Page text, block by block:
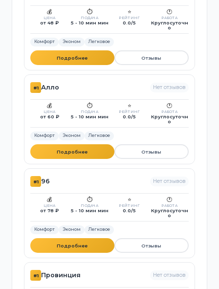
💰
ЦЕНА
от 48 ₽
⏱️
ПОДАЧА
5 - 10 мин мин
⭐
РЕЙТИНГ
0.0/5
🕐
РАБОТА
Круглосуточн
о
Комфорт Эконом Легковое
Подробнее Отзывы
#1 Алло Нет отзывов
💰
ЦЕНА
от 60 ₽
⏱️
ПОДАЧА
5 - 10 мин мин
⭐
РЕЙТИНГ
0.0/5
🕐
РАБОТА
Круглосуточн
о
Комфорт Эконом Легковое
Подробнее Отзывы
#1 96 Нет отзывов
💰
ЦЕНА
от 78 ₽
⏱️
ПОДАЧА
5 - 10 мин мин
⭐
РЕЙТИНГ
0.0/5
🕐
РАБОТА
Круглосуточн
о
Комфорт Эконом Легковое
Подробнее Отзывы
#1 Провинция Нет отзывов